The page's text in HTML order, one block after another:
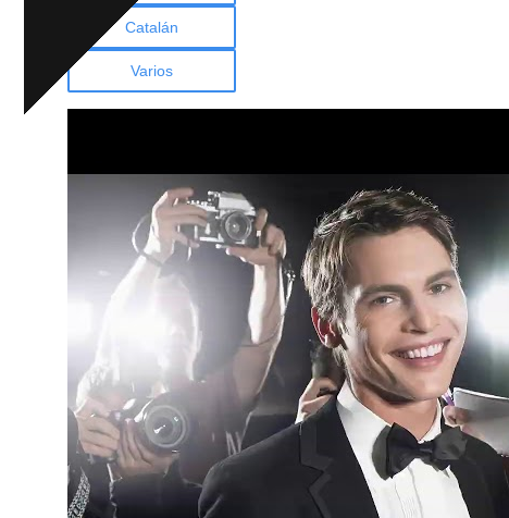
Catalán
Varios